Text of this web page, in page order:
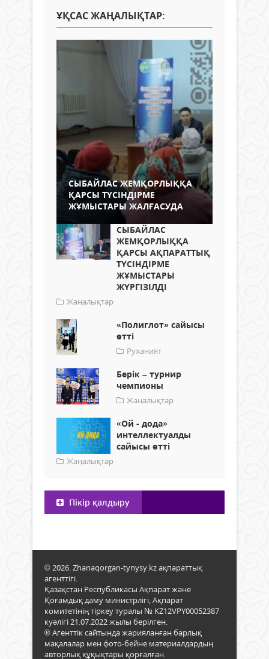
ҰҚСАС ЖАҢАЛЫҚТАР:
СЫБАЙЛАС ЖЕМҚОРЛЫҚҚА
ҚАРСЫ ТҮСІНДІРМЕ
ЖҰМЫСТАРЫ ЖАЛҒАСУДА
СЫБАЙЛАС
ЖЕМҚОРЛЫҚҚА
ҚАРСЫ АҚПАРАТТЫҚ
ТҮСІНДІРМЕ
ЖҰМЫСТАРЫ
ЖҮРГІЗІЛДІ
Жаңалықтар
«Полиглот» сайысы
өтті
Руханият
Берік – турнир
чемпионы
Жаңалықтар
«Ой - дода»
интеллектуалды
сайысы өтті
Жаңалықтар
Пікір қалдыру
© 2026. Zhanaqorgan-tynysy.kz ақпараттық
агенттігі.
Қазақстан Республикасы Ақпарат және
Қоғамдық даму министрлігі, Ақпарат
комитетінің тіркеу туралы № KZ12VPY00052387
куәлігі 21.07.2022 жылы берілген.
® Агенттік сайтында жарияланған барлық
мақалалар мен фото-бейне материалдардың
авторлық құқықтары қорғалған.